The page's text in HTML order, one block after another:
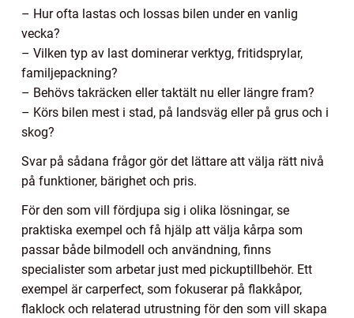
– Hur ofta lastas och lossas bilen under en vanlig
vecka?
– Vilken typ av last dominerar verktyg, fritidsprylar,
familjepackning?
– Behövs takräcken eller taktält nu eller längre fram?
– Körs bilen mest i stad, på landsväg eller på grus och i
skog?
Svar på sådana frågor gör det lättare att välja rätt nivå
på funktioner, bärighet och pris.
För den som vill fördjupa sig i olika lösningar, se
praktiska exempel och få hjälp att välja kårpa som
passar både bilmodell och användning, finns
specialister som arbetar just med pickuptillbehör. Ett
exempel är carperfect, som fokuserar på flakkåpor,
flaklock och relaterad utrustning för den som vill skapa